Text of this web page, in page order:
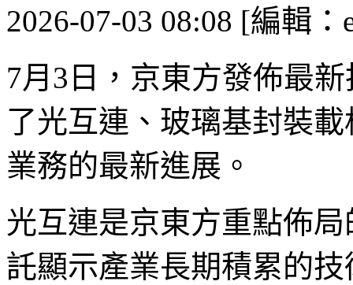
2026-07-03 08:08 [編輯：
7月3日，京東方發佈最
了光互連、玻璃基封裝
業務的最新進展。
光互連是京東方重點佈
託顯示產業長期積累的